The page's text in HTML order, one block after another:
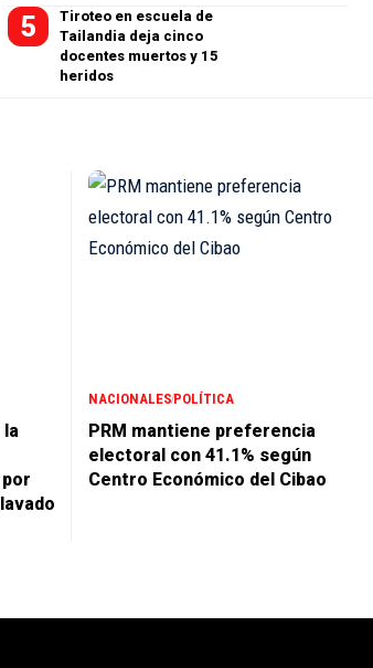
Tiroteo en escuela de
Tailandia deja cinco
docentes muertos y 15
heridos
NACIONALESPOLÍTICA
PRM mantiene preferencia
electoral con 41.1% según
Centro Económico del Cibao